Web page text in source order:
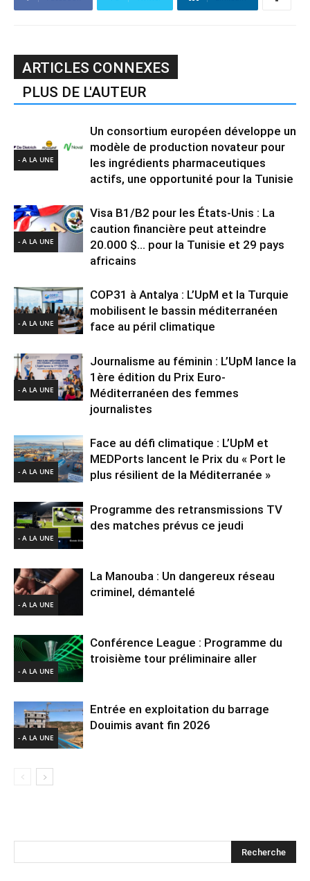
ARTICLES CONNEXES
PLUS DE L'AUTEUR
- A LA UNE
Un consortium européen développe un
modèle de production novateur pour
les ingrédients pharmaceutiques
actifs, une opportunité pour la Tunisie
- A LA UNE
Visa B1/B2 pour les États-Unis : La
caution financière peut atteindre
20.000 $… pour la Tunisie et 29 pays
africains
- A LA UNE
COP31 à Antalya : L’UpM et la Turquie
mobilisent le bassin méditerranéen
face au péril climatique
- A LA UNE
Journalisme au féminin : L’UpM lance la
1ère édition du Prix Euro-
Méditerranéen des femmes
journalistes
- A LA UNE
Face au défi climatique : L’UpM et
MEDPorts lancent le Prix du « Port le
plus résilient de la Méditerranée »
- A LA UNE
Programme des retransmissions TV
des matches prévus ce jeudi
- A LA UNE
La Manouba : Un dangereux réseau
criminel, démantelé
- A LA UNE
Conférence League : Programme du
troisième tour préliminaire aller
- A LA UNE
Entrée en exploitation du barrage
Douimis avant fin 2026